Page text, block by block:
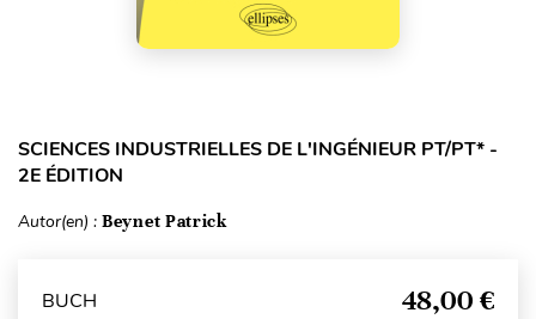
SCIENCES INDUSTRIELLES DE L'INGÉNIEUR PT/PT* -
2E ÉDITION
Autor(en) : Beynet Patrick
BUCH 48,00 €